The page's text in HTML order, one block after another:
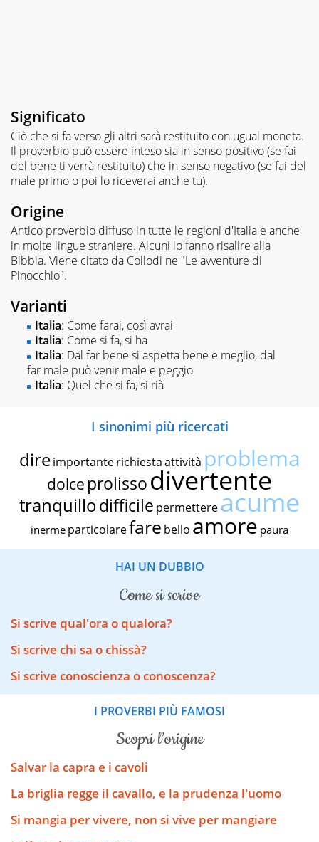
Significato
Ciò che si fa verso gli altri sarà restituito con ugual moneta.
Il proverbio può essere inteso sia in senso positivo (se fai
del bene ti verrà restituito) che in senso negativo (se fai del
male primo o poi lo riceverai anche tu).
Origine
Antico proverbio diffuso in tutte le regioni d'Italia e anche
in molte lingue straniere. Alcuni lo fanno risalire alla
Bibbia. Viene citato da Collodi ne "Le avventure di
Pinocchio".
Varianti
Italia: Come farai, così avrai
Italia: Come si fa, si ha
Italia: Dal far bene si aspetta bene e meglio, dal
far male può venir male e peggio
Italia: Quel che si fa, si rià
I sinonimi più ricercati
dire importante richiestaattività problema
dolce prolissodivertente
tranquillodifficile permettereacume
inerme particolarefare bello amore paura
HAI UN DUBBIO
come si scrive
Si scrive qual'ora o qualora?
Si scrive chi sa o chissà?
Si scrive conoscienza o conoscenza?
I PROVERBI PIÙ FAMOSI
scopri l’origine
Salvar la capra e i cavoli
La briglia regge il cavallo, e la prudenza l'uomo
Si mangia per vivere, non si vive per mangiare